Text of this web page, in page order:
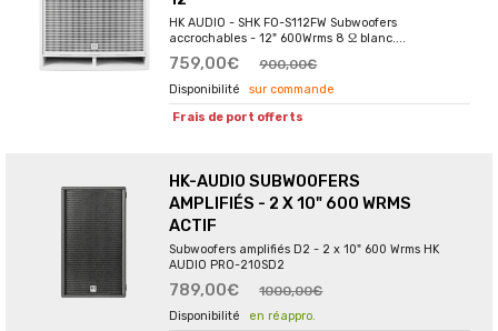
HK AUDIO - SHK FO-S112FW Subwoofers
accrochables - 12" 600Wrms 8 Ω blanc....
759,00€ 900,00€
sur commande
Frais de port offerts
HK-AUDIO SUBWOOFERS
AMPLIFIÉS - 2 X 10" 600 WRMS
ACTIF
Subwoofers amplifiés D2 - 2 x 10" 600 Wrms HK
AUDIO PRO-210SD2
789,00€ 1000,00€
en réappro.